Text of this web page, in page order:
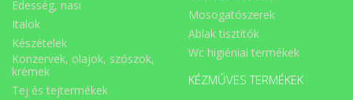
Édesség, nasi
Italok
Készételek
Konzervek, olajok, szószok,
krémek
Tej és tejtermékek
Mosogatószerek
Ablak tisztítók
Wc higiéniai termékek
KÉZMŰVES TERMÉKEK